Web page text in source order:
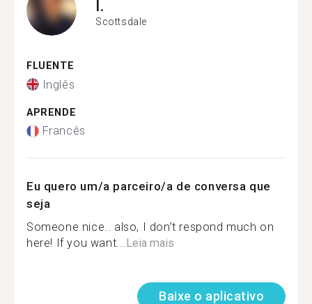
I.
Scottsdale
FLUENTE
Inglês
APRENDE
Francês
Eu quero um/a parceiro/a de conversa que
seja
Someone nice.. also, I don’t respond much on
here! If you want...Leia mais
Baixe o aplicativo